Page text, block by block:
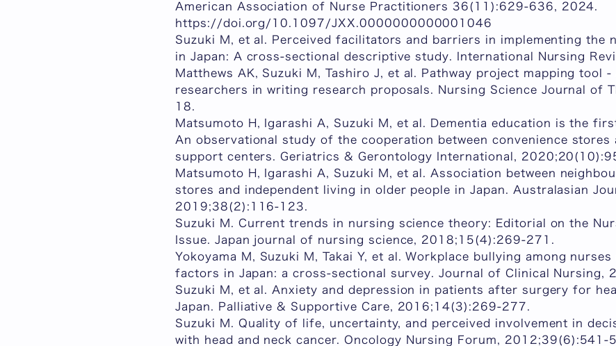
American Association of Nurse Practitioners 36(11):629-636, 2024.
https://doi.org/10.1097/JXX.0000000000001046
Suzuki M, et al. Perceived facilitators and barriers in implementing the
in Japan: A cross-sectional descriptive study. International Nursing
Matthews AK, Suzuki M, Tashiro J, et al. Pathway project mapping tool
researchers in writing research proposals. Nursing Science Journal of
18.
Matsumoto H, Igarashi A, Suzuki M, et al. Dementia education is the
An observational study of the cooperation between convenience stores
support centers. Geriatrics & Gerontology International,
Matsumoto H, Igarashi A, Suzuki M, et al. Association between
stores and independent living in older people in Japan. Australasian
2019;38(2):116-123.
Suzuki M. Current trends in nursing science theory: Editorial on the
Issue. Japan journal of nursing science, 2018;15(4):269-271.
Yokoyama M, Suzuki M, Takai Y, et al. Workplace bullying among
factors in Japan: a cross-sectional survey. Journal of Clinical Nursing,
Suzuki M, et al. Anxiety and depression in patients after surgery for
Japan. Palliative & Supportive Care, 2016;14(3):269-277.
Suzuki M. Quality of life, uncertainty, and perceived involvement in
with head and neck cancer. Oncology Nursing Forum, 2012;39(6):541-